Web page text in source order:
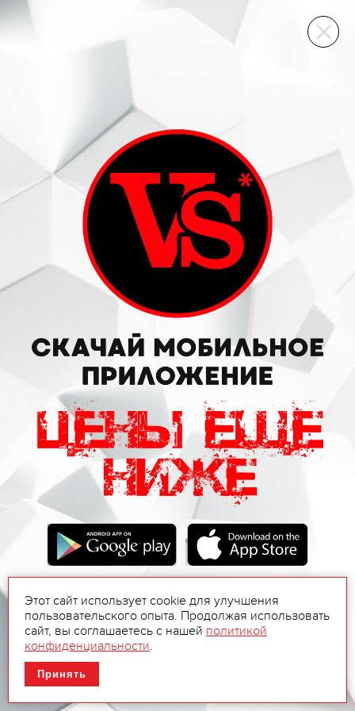
ВИННЫЙ СКЛАД
Этот сайт использует cookie для улучшения
пользовательского опыта. Продолжая использовать
сайт, вы соглашаетесь с нашей политикой
конфиденциальности.
Принять